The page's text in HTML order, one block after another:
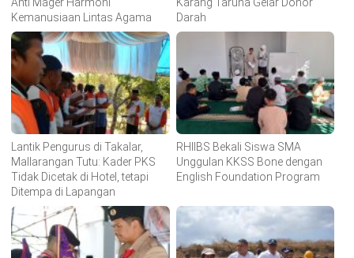
Kemanusiaan Lintas Agama
Darah
Lantik Pengurus di Takalar,
Mallarangan Tutu: Kader PKS
Tidak Dicetak di Hotel, tetapi
Ditempa di Lapangan
RHIIBS Bekali Siswa SMA
Unggulan KKSS Bone dengan
English Foundation Program